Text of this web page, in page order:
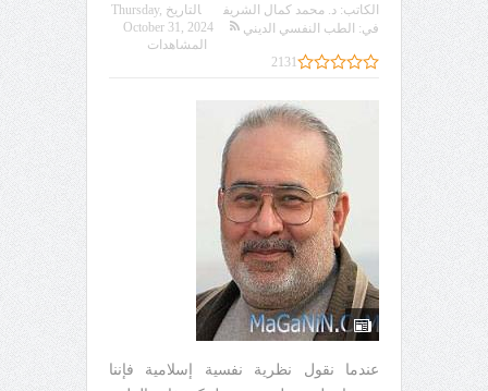
الكاتب: د. محمد كمال الشريف التاريخ Thursday,
October 31, 2024
في: الطب النفسي الديني
المشاهدات
2131
عندما نقول نظرية نفسية إسلامية فإننا